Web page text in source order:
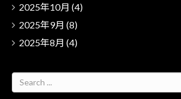
2025年10月 (4)
2025年9月 (8)
2025年8月 (4)